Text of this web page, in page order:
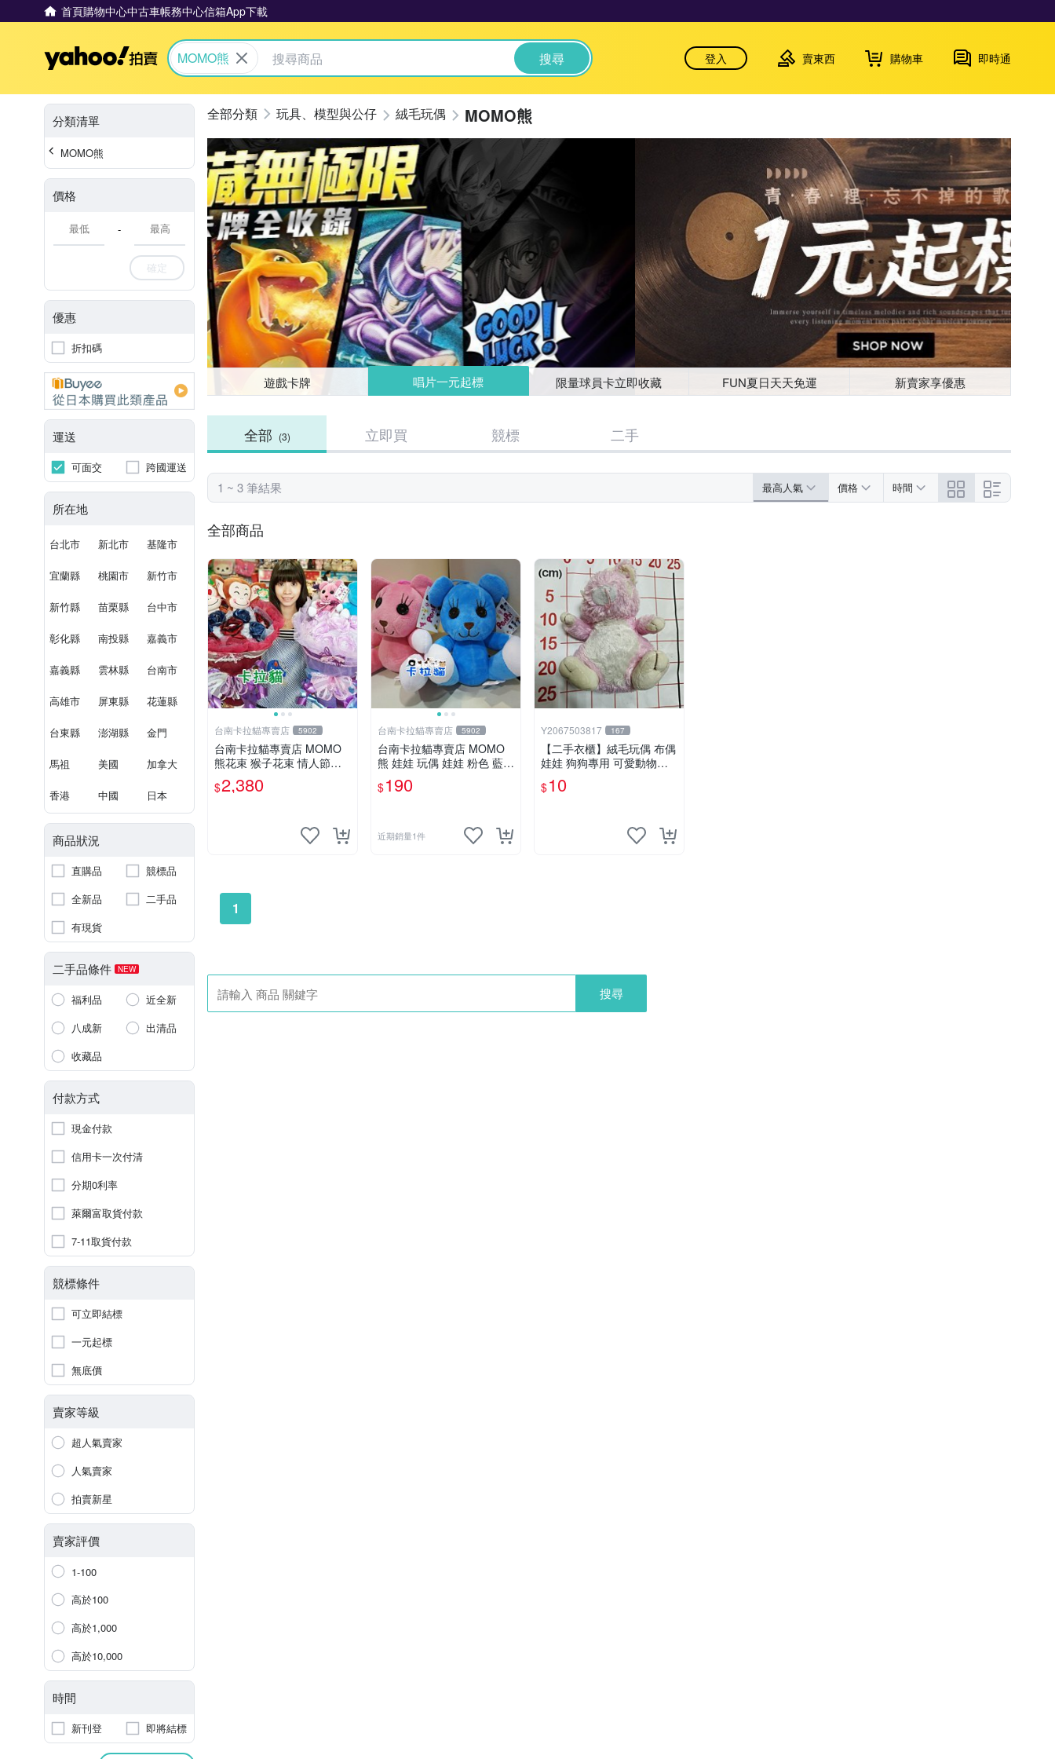
首頁購物中心中古車帳務中心信箱App下載
Yahoo拍賣
MOMO熊 搜尋 登入 賣東西 購物車 即時通
分類清單
MOMO熊
價格
-
確定
優惠
折扣碼
運送
可面交 跨國運送
所在地
台北市 新北市 基隆市
宜蘭縣 桃園市 新竹市
新竹縣 苗栗縣 台中市
彰化縣 南投縣 嘉義市
嘉義縣 雲林縣 台南市
高雄市 屏東縣 花蓮縣
台東縣 澎湖縣 金門
馬祖 美國 加拿大
香港 中國 日本
商品狀況
直購品
競標品
全新品
二手品
有現貨
二手品條件 NEW
福利品
近全新
八成新
出清品
收藏品
付款方式
現金付款
信用卡一次付清
分期0利率
萊爾富取貨付款
7-11取貨付款
競標條件
可立即結標
一元起標
無底價
賣家等級
超人氣賣家
人氣賣家
拍賣新星
賣家評價
1-100
高於100
高於1,000
高於10,000
時間
新刊登 即將結標
玩具、模型與公仔 絨毛玩偶 MOMO熊
遊戲卡牌 唱片一元起標 限量球員卡立即收藏 FUN夏日天天免運 新賣家享優惠
全部 (3) 立即買 競標 二手
1 ~ 3 筆結果 最高人氣 價格 時間
全部商品
台南卡拉貓專賣店 5902
台南卡拉貓專賣店 MOMO
熊花束 猴子花束 情人節禮
物 二選一 可繡字 可今天寄
明天到
$2,380
台南卡拉貓專賣店 5902
台南卡拉貓專賣店 MOMO
熊 娃娃 玩偶 娃娃 粉色 藍色
2色分售
$190
近期銷量1件
Y2067503817 167
【二手衣櫃】絨毛玩偶 布偶
娃娃 狗狗專用 可愛動物系
列 耐咬耐磨玩具 玩偶 粉紅
熊寵物玩具 1120929
$10
1
搜尋